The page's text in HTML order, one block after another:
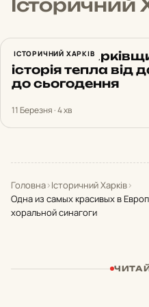
Історичний
ІСТОРИЧНИЙ ХАРКІВ
Лазня на
історія тепла від
до сьогодення
11 Березня · 4 хв
Головна›Історичний Харків›
Одна из самых красивых в
хоральной синагоги